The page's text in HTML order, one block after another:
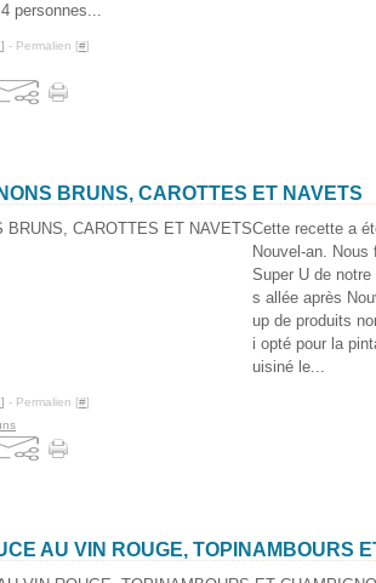
personnes...
] - Permalien [#]
BRUNS, CAROTTES ET NAVETS
Cette recette a
Nouvel-an.
Super U de
s allée après
up de produits
i opté pour la
uisiné le...
] - Permalien [#]
AU VIN ROUGE, TOPINAMBOURS